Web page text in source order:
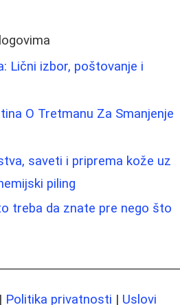
Lični izbor, poštovanje i
O Tretmanu Za Smanjenje
saveti i priprema kože uz
piling
treba da znate pre nego što
| Politika privatnosti | Uslovi